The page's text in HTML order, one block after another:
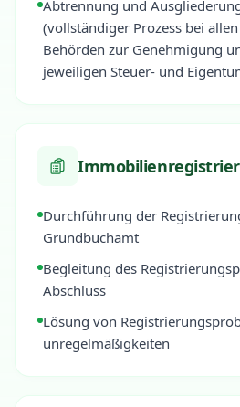
Abtrennung und
(vollständiger Prozess bei
Behörden zur Genehmigung
jeweiligen Steuer- und
Durchführung der
Grundbuchamt
Begleitung des
Abschluss
Lösung von
unregelmäßigkeiten